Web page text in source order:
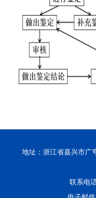
地址：浙江省嘉兴市广
联系电